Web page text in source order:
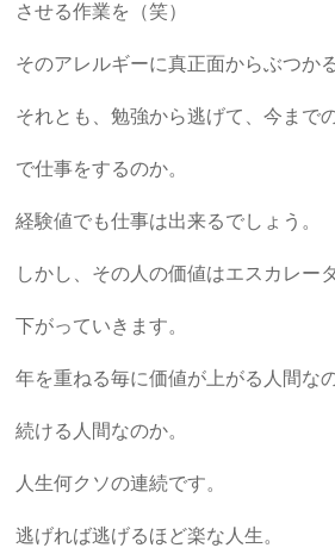
させる作業を（笑）
そのアレルギーに真正面からぶつか
それとも、勉強から逃げて、今まで
で仕事をするのか。
経験値でも仕事は出来るでしょう。
しかし、その人の価値はエスカレー
下がっていきます。
年を重ねる毎に価値が上がる人間な
続ける人間なのか。
人生何クソの連続です。
逃げれば逃げるほど楽な人生。